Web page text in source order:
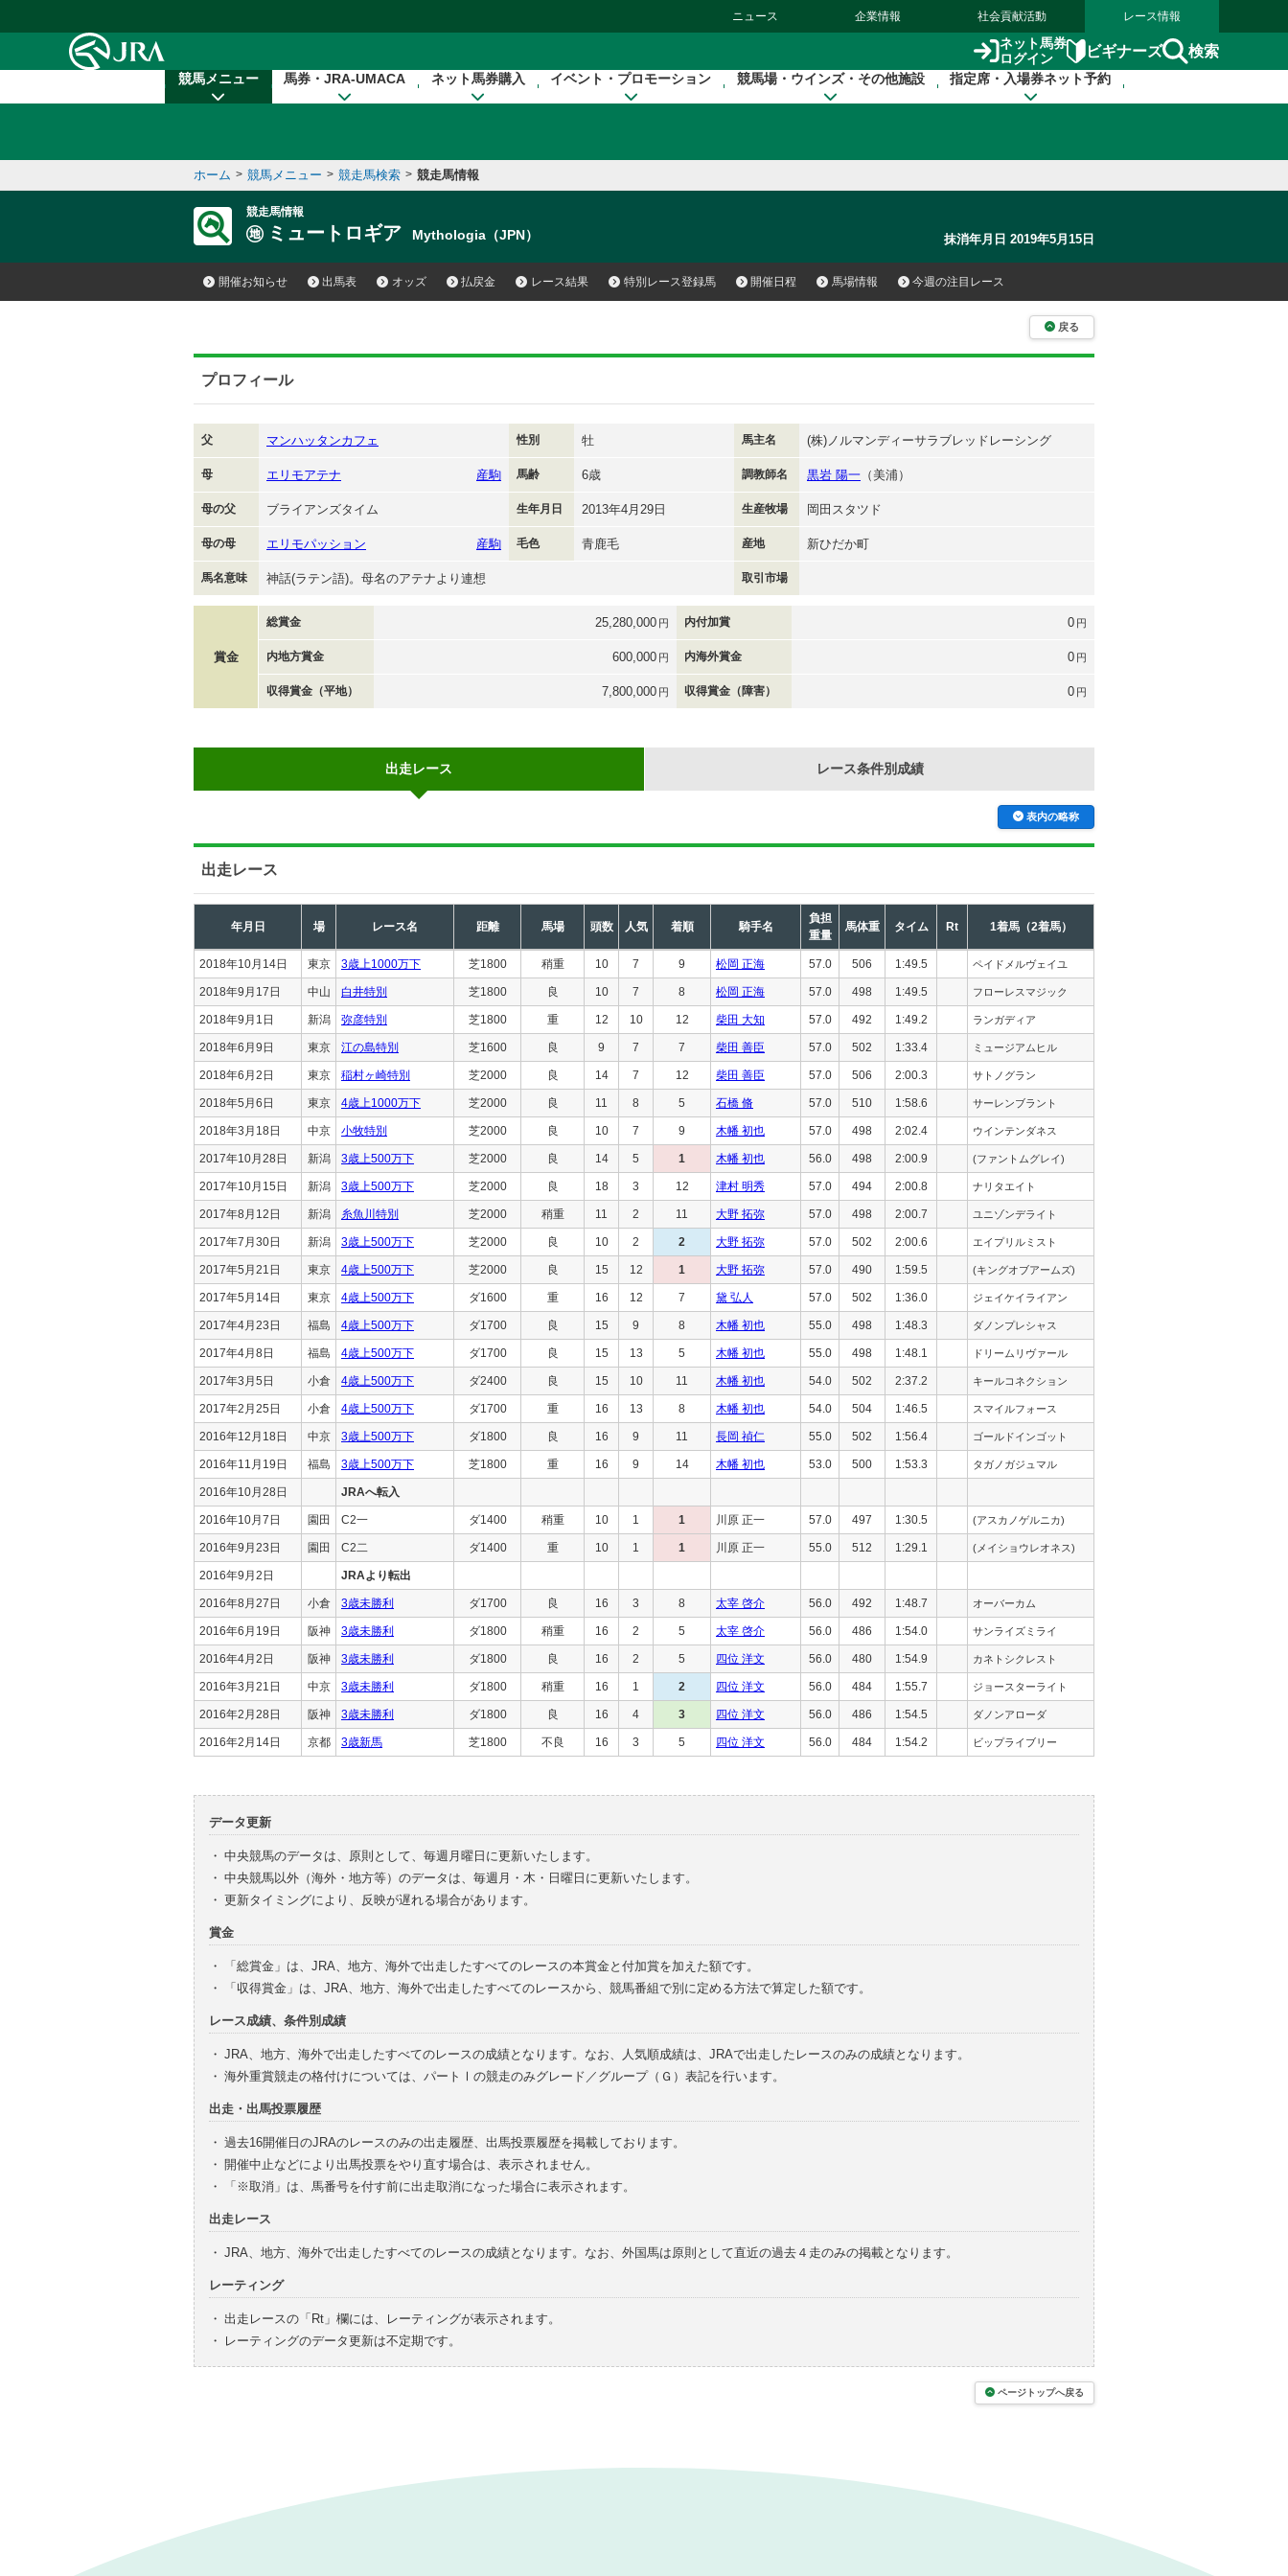
ニュース 企業情報 社会貢献活動 レース情報
ネット馬券
ログイン
ビギナーズ 検索
競馬メニュー 馬券・JRA-UMACA ネット馬券購入 イベント・プロモーション 競馬場・ウインズ・その他施設 指定席・入場券ネット予約
ホーム > 競馬メニュー > 競走馬検索 > 競走馬情報
競走馬情報
ミュートロギア Mythologia（JPN） 抹消年月日 2019年5月15日
開催お知らせ 出馬表 オッズ 払戻金 レース結果 特別レース登録馬 開催日程 馬場情報 今週の注目レース
戻る
プロフィール
父 マンハッタンカフェ 性別 牡 馬主名 (株)ノルマンディーサラブレッドレーシング
母 エリモアテナ 産駒 馬齢 6歳 調教師名 黒岩 陽一 （美浦）
母の父 ブライアンズタイム 生年月日 2013年4月29日 生産牧場 岡田スタツド
母の母 エリモパッション 産駒 毛色 青鹿毛 産地 新ひだか町
馬名意味 神話(ラテン語)。母名のアテナより連想 取引市場
賞金
総賞金 25,280,000 円 内付加賞 0 円
内地方賞金 600,000 円 内海外賞金 0 円
収得賞金（平地） 7,800,000 円 収得賞金（障害） 0 円
出走レース レース条件別成績
表内の略称
出走レース
年月日 場 レース名 距離 馬場 頭数 人気 着順 騎手名
負担
重量
馬体重 タイム Rt 1着馬（2着馬）
2018年10月14日 東京 3歳上1000万下 芝1800 稍重 10 7 9 松岡 正海 57.0 506 1:49.5 ペイドメルヴェイユ
2018年9月17日 中山 白井特別 芝1800 良 10 7 8 松岡 正海 57.0 498 1:49.5 フローレスマジック
2018年9月1日 新潟 弥彦特別 芝1800 重 12 10 12 柴田 大知 57.0 492 1:49.2 ランガディア
2018年6月9日 東京 江の島特別 芝1600 良 9 7 7 柴田 善臣 57.0 502 1:33.4 ミュージアムヒル
2018年6月2日 東京 稲村ヶ崎特別 芝2000 良 14 7 12 柴田 善臣 57.0 506 2:00.3 サトノグラン
2018年5月6日 東京 4歳上1000万下 芝2000 良 11 8 5 石橋 脩 57.0 510 1:58.6 サーレンブラント
2018年3月18日 中京 小牧特別 芝2000 良 10 7 9 木幡 初也 57.0 498 2:02.4 ウインテンダネス
2017年10月28日 新潟 3歳上500万下 芝2000 良 14 5 1 木幡 初也 56.0 498 2:00.9 (ファントムグレイ)
2017年10月15日 新潟 3歳上500万下 芝2000 良 18 3 12 津村 明秀 57.0 494 2:00.8 ナリタエイト
2017年8月12日 新潟 糸魚川特別 芝2000 稍重 11 2 11 大野 拓弥 57.0 498 2:00.7 ユニゾンデライト
2017年7月30日 新潟 3歳上500万下 芝2000 良 10 2 2 大野 拓弥 57.0 502 2:00.6 エイプリルミスト
2017年5月21日 東京 4歳上500万下 芝2000 良 15 12 1 大野 拓弥 57.0 490 1:59.5 (キングオブアームズ)
2017年5月14日 東京 4歳上500万下 ダ1600 重 16 12 7 黛 弘人 57.0 502 1:36.0 ジェイケイライアン
2017年4月23日 福島 4歳上500万下 ダ1700 良 15 9 8 木幡 初也 55.0 498 1:48.3 ダノンプレシャス
2017年4月8日 福島 4歳上500万下 ダ1700 良 15 13 5 木幡 初也 55.0 498 1:48.1 ドリームリヴァール
2017年3月5日 小倉 4歳上500万下 ダ2400 良 15 10 11 木幡 初也 54.0 502 2:37.2 キールコネクション
2017年2月25日 小倉 4歳上500万下 ダ1700 重 16 13 8 木幡 初也 54.0 504 1:46.5 スマイルフォース
2016年12月18日 中京 3歳上500万下 ダ1800 良 16 9 11 長岡 禎仁 55.0 502 1:56.4 ゴールドインゴット
2016年11月19日 福島 3歳上500万下 芝1800 重 16 9 14 木幡 初也 53.0 500 1:53.3 タガノガジュマル
2016年10月28日 JRAへ転入
2016年10月7日 園田 C2一 ダ1400 稍重 10 1 1 川原 正一 57.0 497 1:30.5 (アスカノゲルニカ)
2016年9月23日 園田 C2二 ダ1400 重 10 1 1 川原 正一 55.0 512 1:29.1 (メイショウレオネス)
2016年9月2日 JRAより転出
2016年8月27日 小倉 3歳未勝利 ダ1700 良 16 3 8 太宰 啓介 56.0 492 1:48.7 オーバーカム
2016年6月19日 阪神 3歳未勝利 ダ1800 稍重 16 2 5 太宰 啓介 56.0 486 1:54.0 サンライズミライ
2016年4月2日 阪神 3歳未勝利 ダ1800 良 16 2 5 四位 洋文 56.0 480 1:54.9 カネトシクレスト
2016年3月21日 中京 3歳未勝利 ダ1800 稍重 16 1 2 四位 洋文 56.0 484 1:55.7 ジョースターライト
2016年2月28日 阪神 3歳未勝利 ダ1800 良 16 4 3 四位 洋文 56.0 486 1:54.5 ダノンアローダ
2016年2月14日 京都 3歳新馬 芝1800 不良 16 3 5 四位 洋文 56.0 484 1:54.2 ビップライブリー
データ更新
・ 中央競馬のデータは、原則として、毎週月曜日に更新いたします。
・ 中央競馬以外（海外・地方等）のデータは、毎週月・木・日曜日に更新いたします。
・ 更新タイミングにより、反映が遅れる場合があります。
賞金
・
「総賞金」は、JRA、地方、海外で出走したすべてのレースの本賞金と付加賞を加えた額です。
・
「収得賞金」は、JRA、地方、海外で出走したすべてのレースから、競馬番組で別に定める方法で算定した額です。
レース成績、条件別成績
・ JRA、地方、海外で出走したすべてのレースの成績となります。なお、人気順成績は、JRAで出走したレースのみの成績となります。
・ 海外重賞競走の格付けについては、パートⅠの競走のみグレード／グループ（Ｇ）表記を行います。
出走・出馬投票履歴
・ 過去16開催日のJRAのレースのみの出走履歴、出馬投票履歴を掲載しております。
・ 開催中止などにより出馬投票をやり直す場合は、表示されません。
・
「※取消」は、馬番号を付す前に出走取消になった場合に表示されます。
出走レース
・ JRA、地方、海外で出走したすべてのレースの成績となります。なお、外国馬は原則として直近の過去４走のみの掲載となります。
レーティング
・ 出走レースの「Rt」欄には、レーティングが表示されます。
・
レーティングのデータ更新は不定期です。
ページトップへ戻る